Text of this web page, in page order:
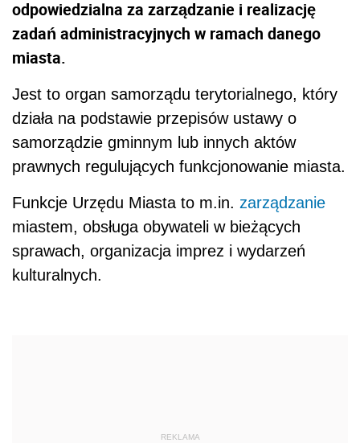
odpowiedzialna za zarządzanie i realizację
zadań administracyjnych w ramach danego
miasta.
Jest to organ samorządu terytorialnego, który
działa na podstawie przepisów ustawy o
samorządzie gminnym lub innych aktów
prawnych regulujących funkcjonowanie miasta.
Funkcje Urzędu Miasta to m.in. zarządzanie
miastem, obsługa obywateli w bieżących
sprawach, organizacja imprez i wydarzeń
kulturalnych.
REKLAMA